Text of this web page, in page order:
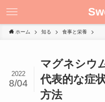
ホーム 知る 食事と栄養
マグネシウ
代表的な症
方法
2022
8/04